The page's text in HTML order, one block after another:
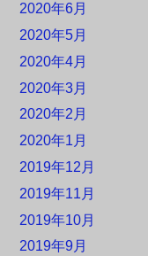
2020年6月
2020年5月
2020年4月
2020年3月
2020年2月
2020年1月
2019年12月
2019年11月
2019年10月
2019年9月